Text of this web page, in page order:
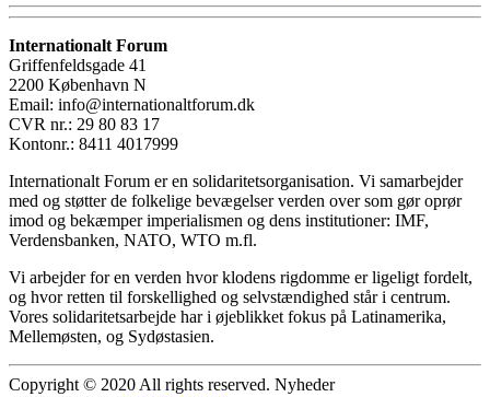
Internationalt Forum
Griffenfeldsgade 41
2200 København N
Email: info@internationaltforum.dk
CVR nr.: 29 80 83 17
Kontonr.: 8411 4017999
Internationalt Forum er en solidaritetsorganisation. Vi samarbejder
med og støtter de folkelige bevægelser verden over som gør oprør
imod og bekæmper imperialismen og dens institutioner: IMF,
Verdensbanken, NATO, WTO m.fl.
Vi arbejder for en verden hvor klodens rigdomme er ligeligt fordelt,
og hvor retten til forskellighed og selvstændighed står i centrum.
Vores solidaritetsarbejde har i øjeblikket fokus på Latinamerika,
Mellemøsten, og Sydøstasien.
Copyright © 2020 All rights reserved. Nyheder